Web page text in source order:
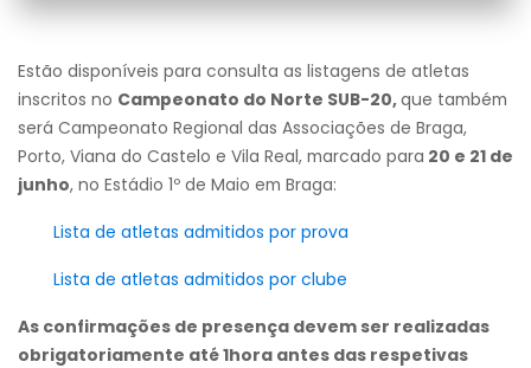
Estão disponíveis para consulta as listagens de atletas
inscritos no Campeonato do Norte SUB-20,que também
será Campeonato Regional das Associações de Braga,
Porto, Viana do Castelo e Vila Real, marcado para 20 e 21 de
junho, no Estádio 1º de Maio em Braga:
Lista de atletas admitidos por prova
Lista de atletas admitidos por clube
As confirmações de presença devem ser realizadas
obrigatoriamente até 1hora antes das respetivas